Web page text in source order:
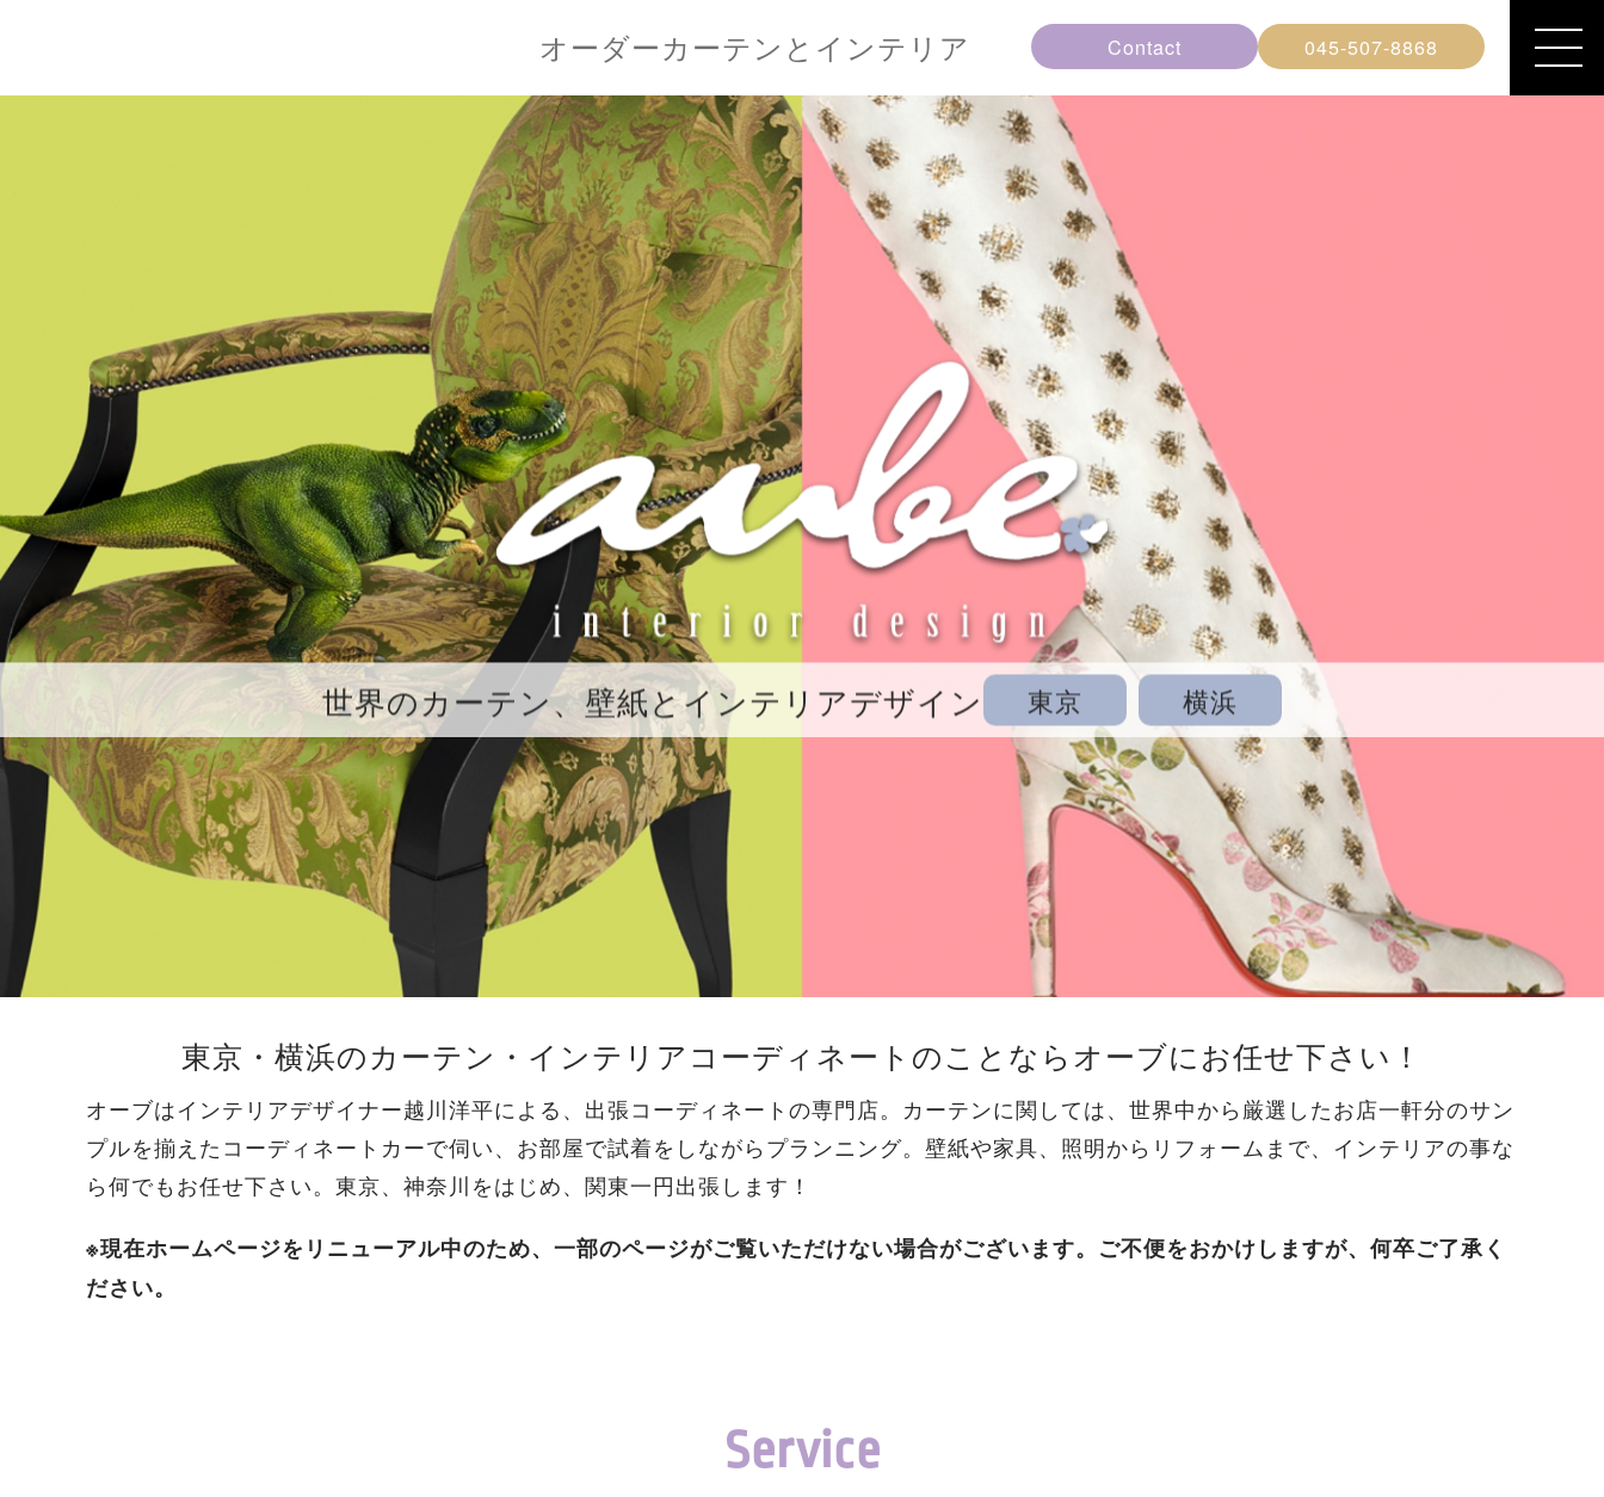
オーダーカーテンとインテリア Contact 045-507-8868
世界のカーテン、壁紙とインテリアデザイン 東京 横浜
東京・横浜のカーテン・インテリアコーディネートのことならオーブにお任せ下さい！
オーブはインテリアデザイナー越川洋平による、出張コーディネートの専門店。カーテンに関しては、世界中から厳選したお店一軒分のサン
プルを揃えたコーディネートカーで伺い、お部屋で試着をしながらプランニング。壁紙や家具、照明からリフォームまで、インテリアの事な
ら何でもお任せ下さい。東京、神奈川をはじめ、関東一円出張します！
※現在ホームページをリニューアル中のため、一部のページがご覧いただけない場合がございます。ご不便をおかけしますが、何卒ご了承く
ださい。
Service